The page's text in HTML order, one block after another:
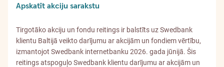
Apskatīt akciju sarakstu
Tirgotāko akciju un fondu reitings ir balstīts uz Swedbank
klientu Baltijā veikto darījumu ar akcijām un fondiem vērtību,
izmantojot Swedbank internetbanku 2026. gada jūnijā. Šis
reitings atspoguļo Swedbank klientu darījumu ar akcijām un